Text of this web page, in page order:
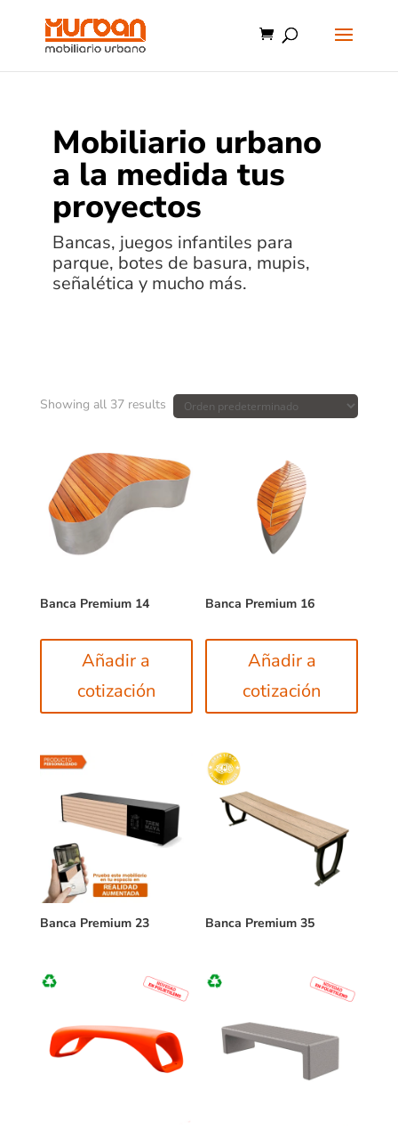
Mobiliario urbano
a la medida tus
proyectos
Bancas, juegos infantiles para
parque, botes de basura, mupis,
señalética y mucho más.
Showing all 37 results
Banca Premium 14
Añadir a
cotización
Banca Premium 16
Añadir a
cotización
Banca Premium 23 Banca Premium 35